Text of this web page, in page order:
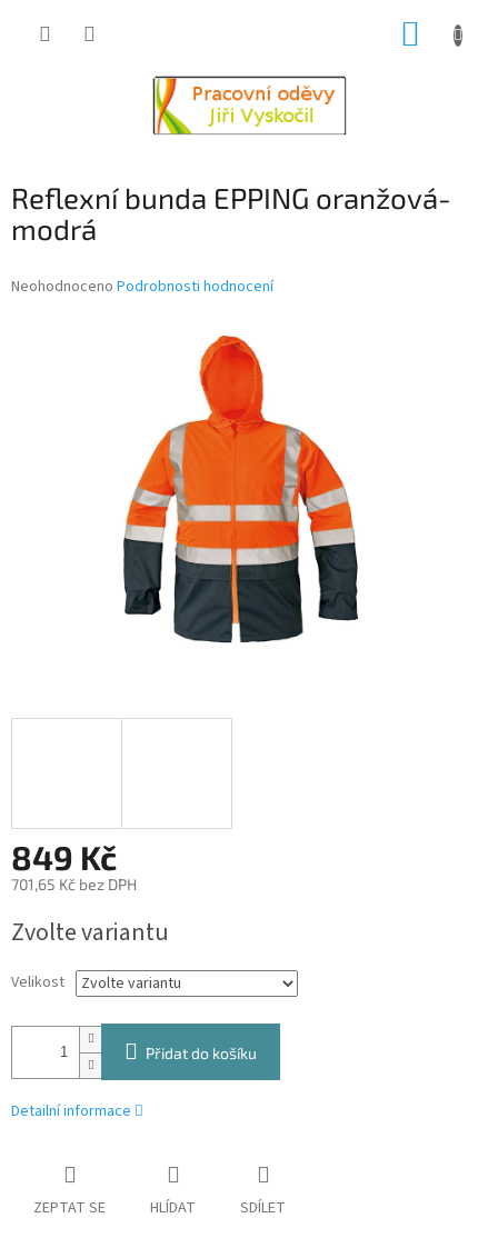
Reflexní bunda EPPING oranžová-
modrá
Průměrné
Neohodnoceno Podrobnosti hodnocení
849 Kč
701,65 Kč bez DPH
cena:
Zvolte variantu
Velikost
Přidat do košíku
Detailní informace
ZEPTAT SE HLÍDAT SDÍLET